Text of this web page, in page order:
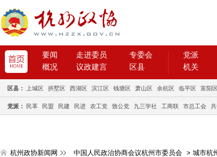
要闻 走进委员
专委会
概况
议政建言 区县
党派
机关
区县： 上城区 拱墅区 西湖区 滨江区 钱塘区 萧山区 余杭区 临平区 富阳
党派： 民革 民盟 民建 民进 农工党 致公党 九三学社 工商联 市总工会
杭州政协新闻网 中国人民政治协商会议杭州市委员会 > 城市杭